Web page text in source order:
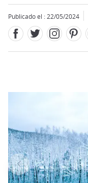
Publicado el : 22/05/2024
Close
Close